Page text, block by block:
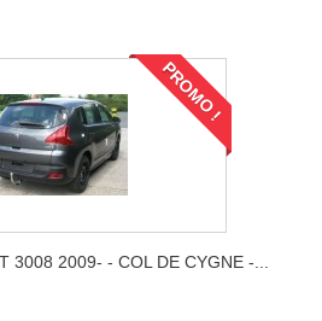
PROMO !
3008 2009- - COL DE CYGNE -...